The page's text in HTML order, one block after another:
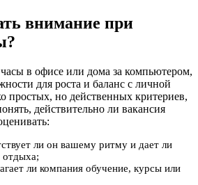
внимание при
часы в офисе или дома за компьютером,
для роста и баланс с личной
простых, но действенных критериев,
действительно ли вакансия
ли он вашему ритму и дает ли
отдыха;
ли компания обучение, курсы или